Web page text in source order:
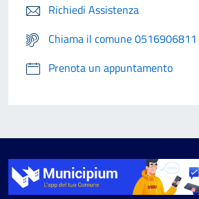
Richiedi Assistenza
Chiama il comune 0516906811
Prenota un appuntamento